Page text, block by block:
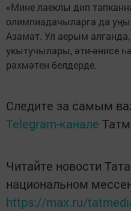
«Мине лаеклы дип
олимпиадачыларга да
Азамат. Ул аерым
укытучылары, әти-әнисе
рәхмәтен белдерде.
Следите за самым
Telegram-канале
Читайте новости
национальном
https://max.ru/